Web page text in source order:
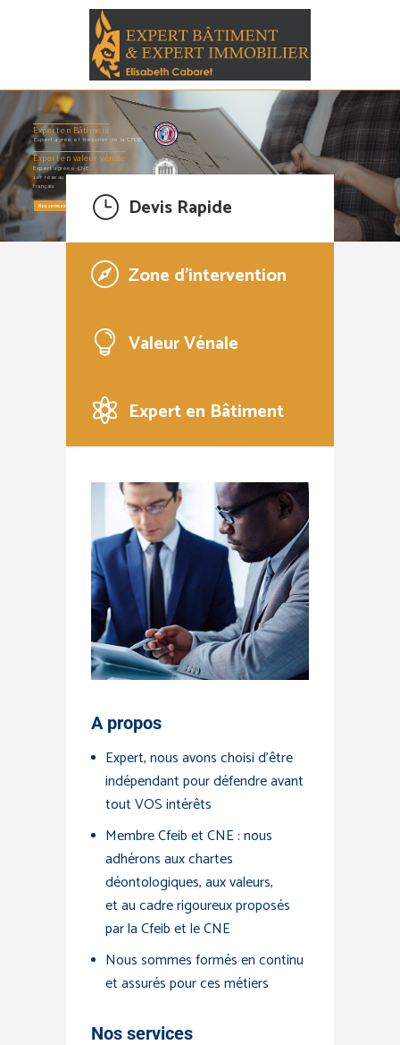
Nos services Contactez-nous
Expert en Bâtiment
Expert agréé et trésorier de la CFEIB
Expert en valeur vénale
Expert agréée CNE
1er réseau d’experts immobiliers
français
Devis Rapide
Zone d'intervention
Valeur Vénale
Expert en Bâtiment
A propos
Expert, nous avons choisi d'être
indépendant pour défendre avant
tout VOS intérêts
Membre Cfeib et CNE : nous
adhérons aux chartes
déontologiques, aux valeurs,
et au cadre rigoureux proposés
par la Cfeib et le CNE
Nous sommes formés en continu
et assurés pour ces métiers
Nos services